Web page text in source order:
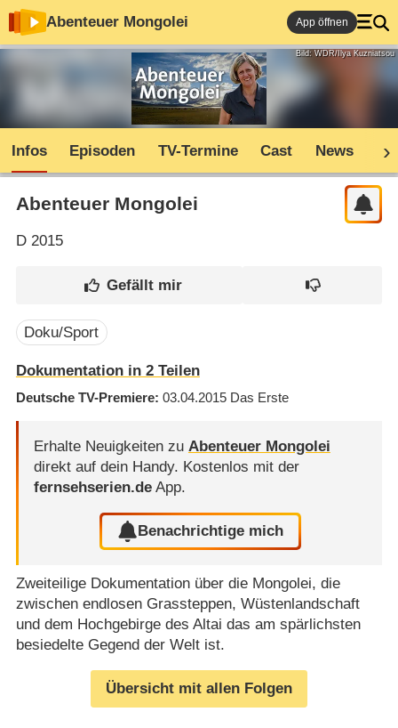
Abenteuer Mongolei App öffnen
Bild: WDR/Ilya Kuzniatsou
Infos Episoden TV-Termine Cast News
Abenteuer Mongolei
D2015
Doku/Sport
Dokumentation in 2 Teilen
Deutsche TV-Premiere 03.04.2015 Das Erste
Erhalte Neuigkeiten zu Abenteuer Mongolei
direkt auf dein Handy. Kostenlos mit der
fernsehserien.deApp.
Benachrichtige mich
Zweiteilige Dokumentation über die Mongolei, die
zwischen endlosen Grassteppen, Wüstenlandschaft
und dem Hochgebirge des Altai das am spärlichsten
besiedelte Gegend der Welt ist.
Übersicht mit allen Folgen